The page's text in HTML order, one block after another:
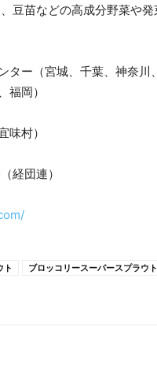
豆苗などの高成分野菜や
ター（宮城、千葉、神奈
福岡）
味村）
経団連）
ト ブロッコリースーパースプラウト